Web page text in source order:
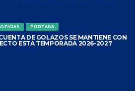
PORTADA
DE GOLAZOS SE MANTIENE CON
ESTA TEMPORADA 2026-2027